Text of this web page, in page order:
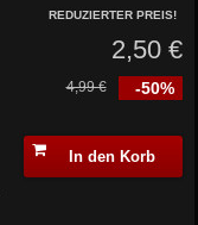
REDUZIERTER PREIS!
2,50 €
-50%
4,99 €
In den Korb